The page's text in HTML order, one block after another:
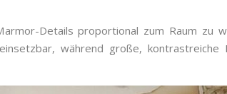
Details proportional zum Raum zu
während große,